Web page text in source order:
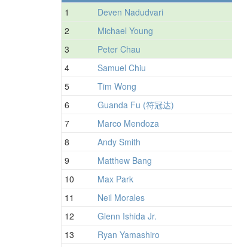
1
Deven Nadudvari
2 Michael Young
3 Peter Chau
4 Samuel Chiu
5 Tim Wong
6 Guanda Fu (符冠达)
7 Marco Mendoza
8 Andy Smith
9 Matthew Bang
10 Max Park
11 Neil Morales
12 Glenn Ishida Jr.
13 Ryan Yamashiro